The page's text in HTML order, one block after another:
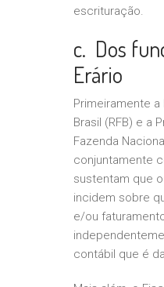
escrituração.
c. Dos
Erário
Primeiramente
Brasil (RFB) e a
Fazenda
conjuntamente
sustentam que o
incidem sobre
e/ou
contábil que é